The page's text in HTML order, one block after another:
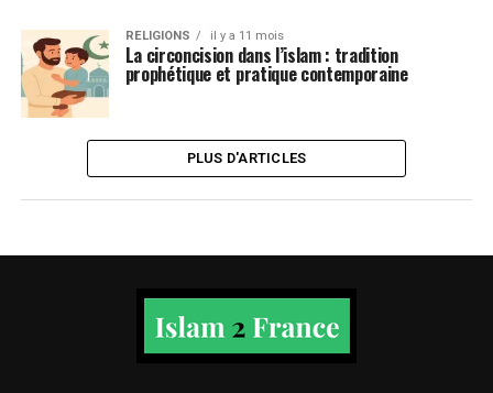
RELIGIONS il y a 11 mois
La circoncision dans l’islam : tradition
prophétique et pratique contemporaine
PLUS D'ARTICLES